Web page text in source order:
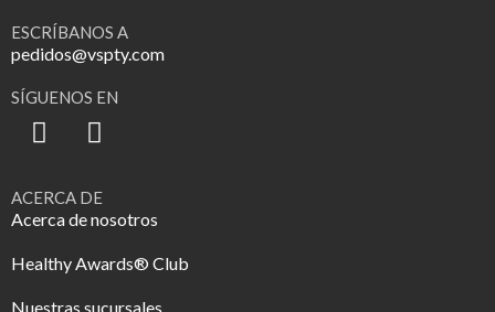
ESCRÍBANOS A
pedidos@vspty.com
SÍGUENOS EN
ACERCA DE
Acerca de nosotros
Healthy Awards® Club
Nuestras sucursales